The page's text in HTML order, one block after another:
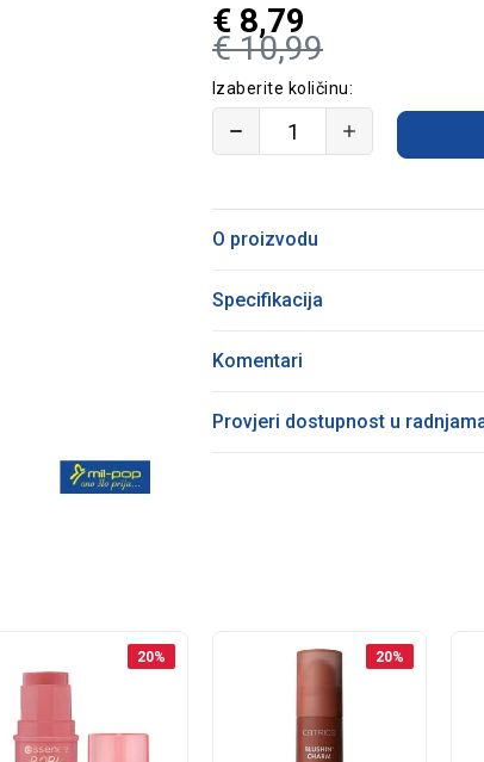
€ 10,99
€ 8,79
Izaberite količinu:
O proizvodu
Specifikacija
Komentari
Provjeri dostupnost u
20% 20%